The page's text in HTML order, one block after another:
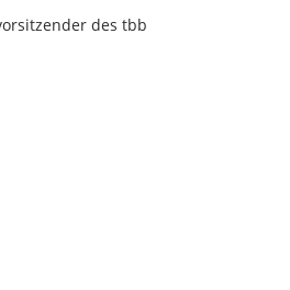
des tbb